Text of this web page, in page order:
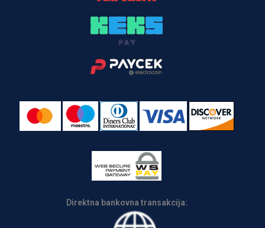
Direktna bankovna transakcija: